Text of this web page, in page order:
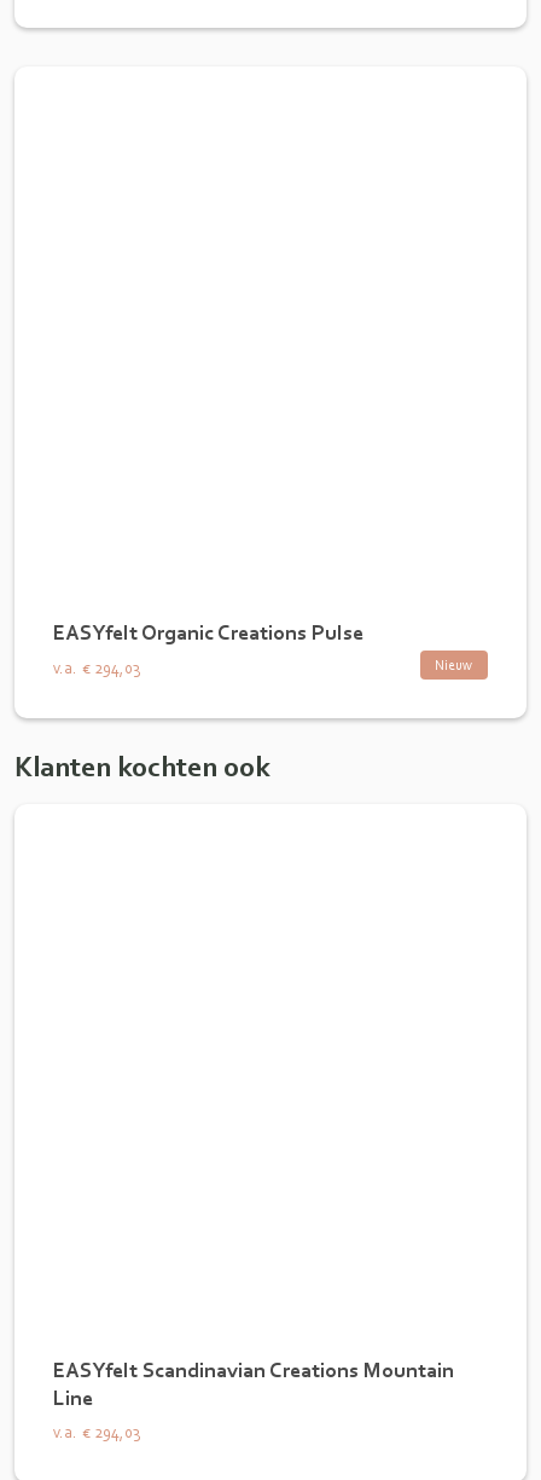
EASYfelt Organic Creations Pulse
Nieuw
v.a. € 294,03
Klanten kochten ook
EASYfelt Scandinavian Creations Mountain
Line
v.a. € 294,03